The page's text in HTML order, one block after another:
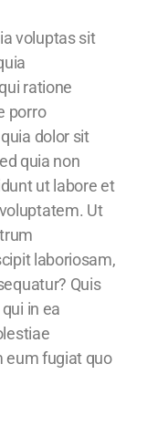
voluptas sit
ratione
porro
dolor sit
quia non
ut labore et
Ut
laboriosam,
Quis
in ea
eum fugiat quo